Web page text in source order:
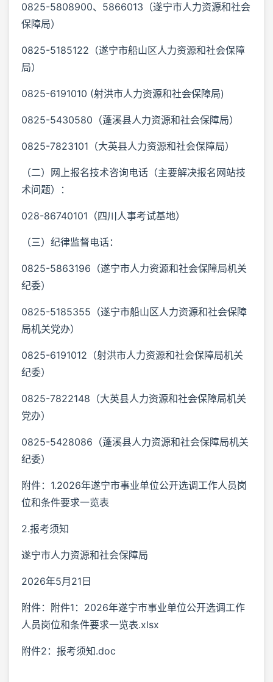
0825-5808900、5866013（遂宁市人力资源和社会
保障局）
0825-5185122（遂宁市船山区人力资源和社会保障
局）
0825-6191010 (射洪市人力资源和社会保障局)
0825-5430580（蓬溪县人力资源和社会保障局）
0825-7823101（大英县人力资源和社会保障局）
（二）网上报名技术咨询电话（主要解决报名网站技
术问题）：
028-86740101（四川人事考试基地）
（三）纪律监督电话：
0825-5863196（遂宁市人力资源和社会保障局机关
纪委）
0825-5185355（遂宁市船山区人力资源和社会保障
局机关党办）
0825-6191012（射洪市人力资源和社会保障局机关
纪委）
0825-7822148（大英县人力资源和社会保障局机关
党办）
0825-5428086（蓬溪县人力资源和社会保障局机关
纪委）
附件：1.2026年遂宁市事业单位公开选调工作人员岗
位和条件要求一览表
2.报考须知
遂宁市人力资源和社会保障局
2026年5月21日
附件：附件1：2026年遂宁市事业单位公开选调工作
人员岗位和条件要求一览表.xlsx
附件2：报考须知.doc